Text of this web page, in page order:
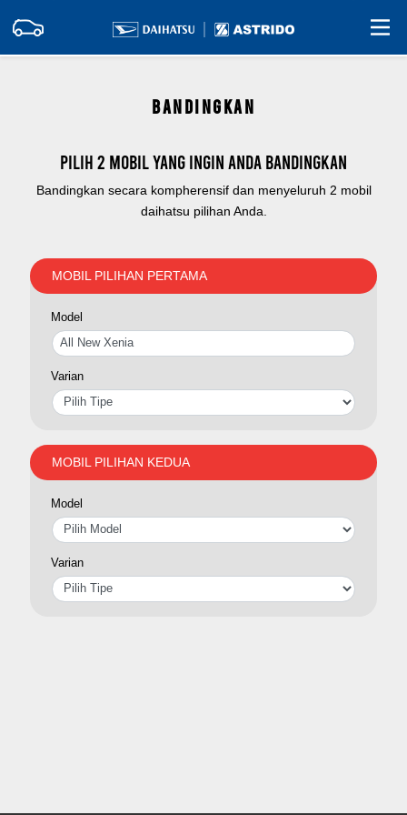
BANDINGKAN
Pilih 2 mobil yang ingin Anda bandingkan
Bandingkan secara kompherensif dan menyeluruh 2 mobil
daihatsu pilihan Anda.
MOBIL PILIHAN PERTAMA
Model
Varian
MOBIL PILIHAN KEDUA
Model
Varian